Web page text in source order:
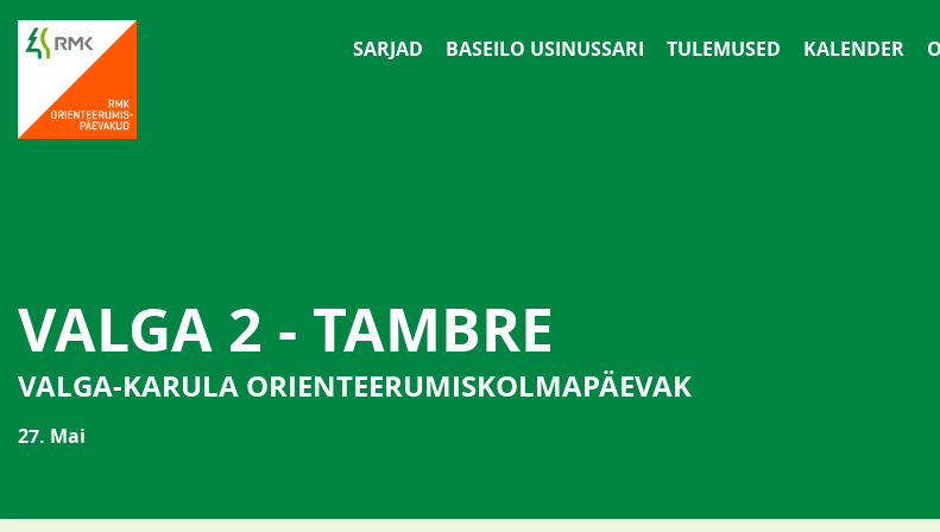
SARJAD BASEILO USINUSSARI TULEMUSED KALENDER
VALGA 2 - TAMBRE
VALGA-KARULA ORIENTEERUMISKOLMAPÄEVAK
27. Mai